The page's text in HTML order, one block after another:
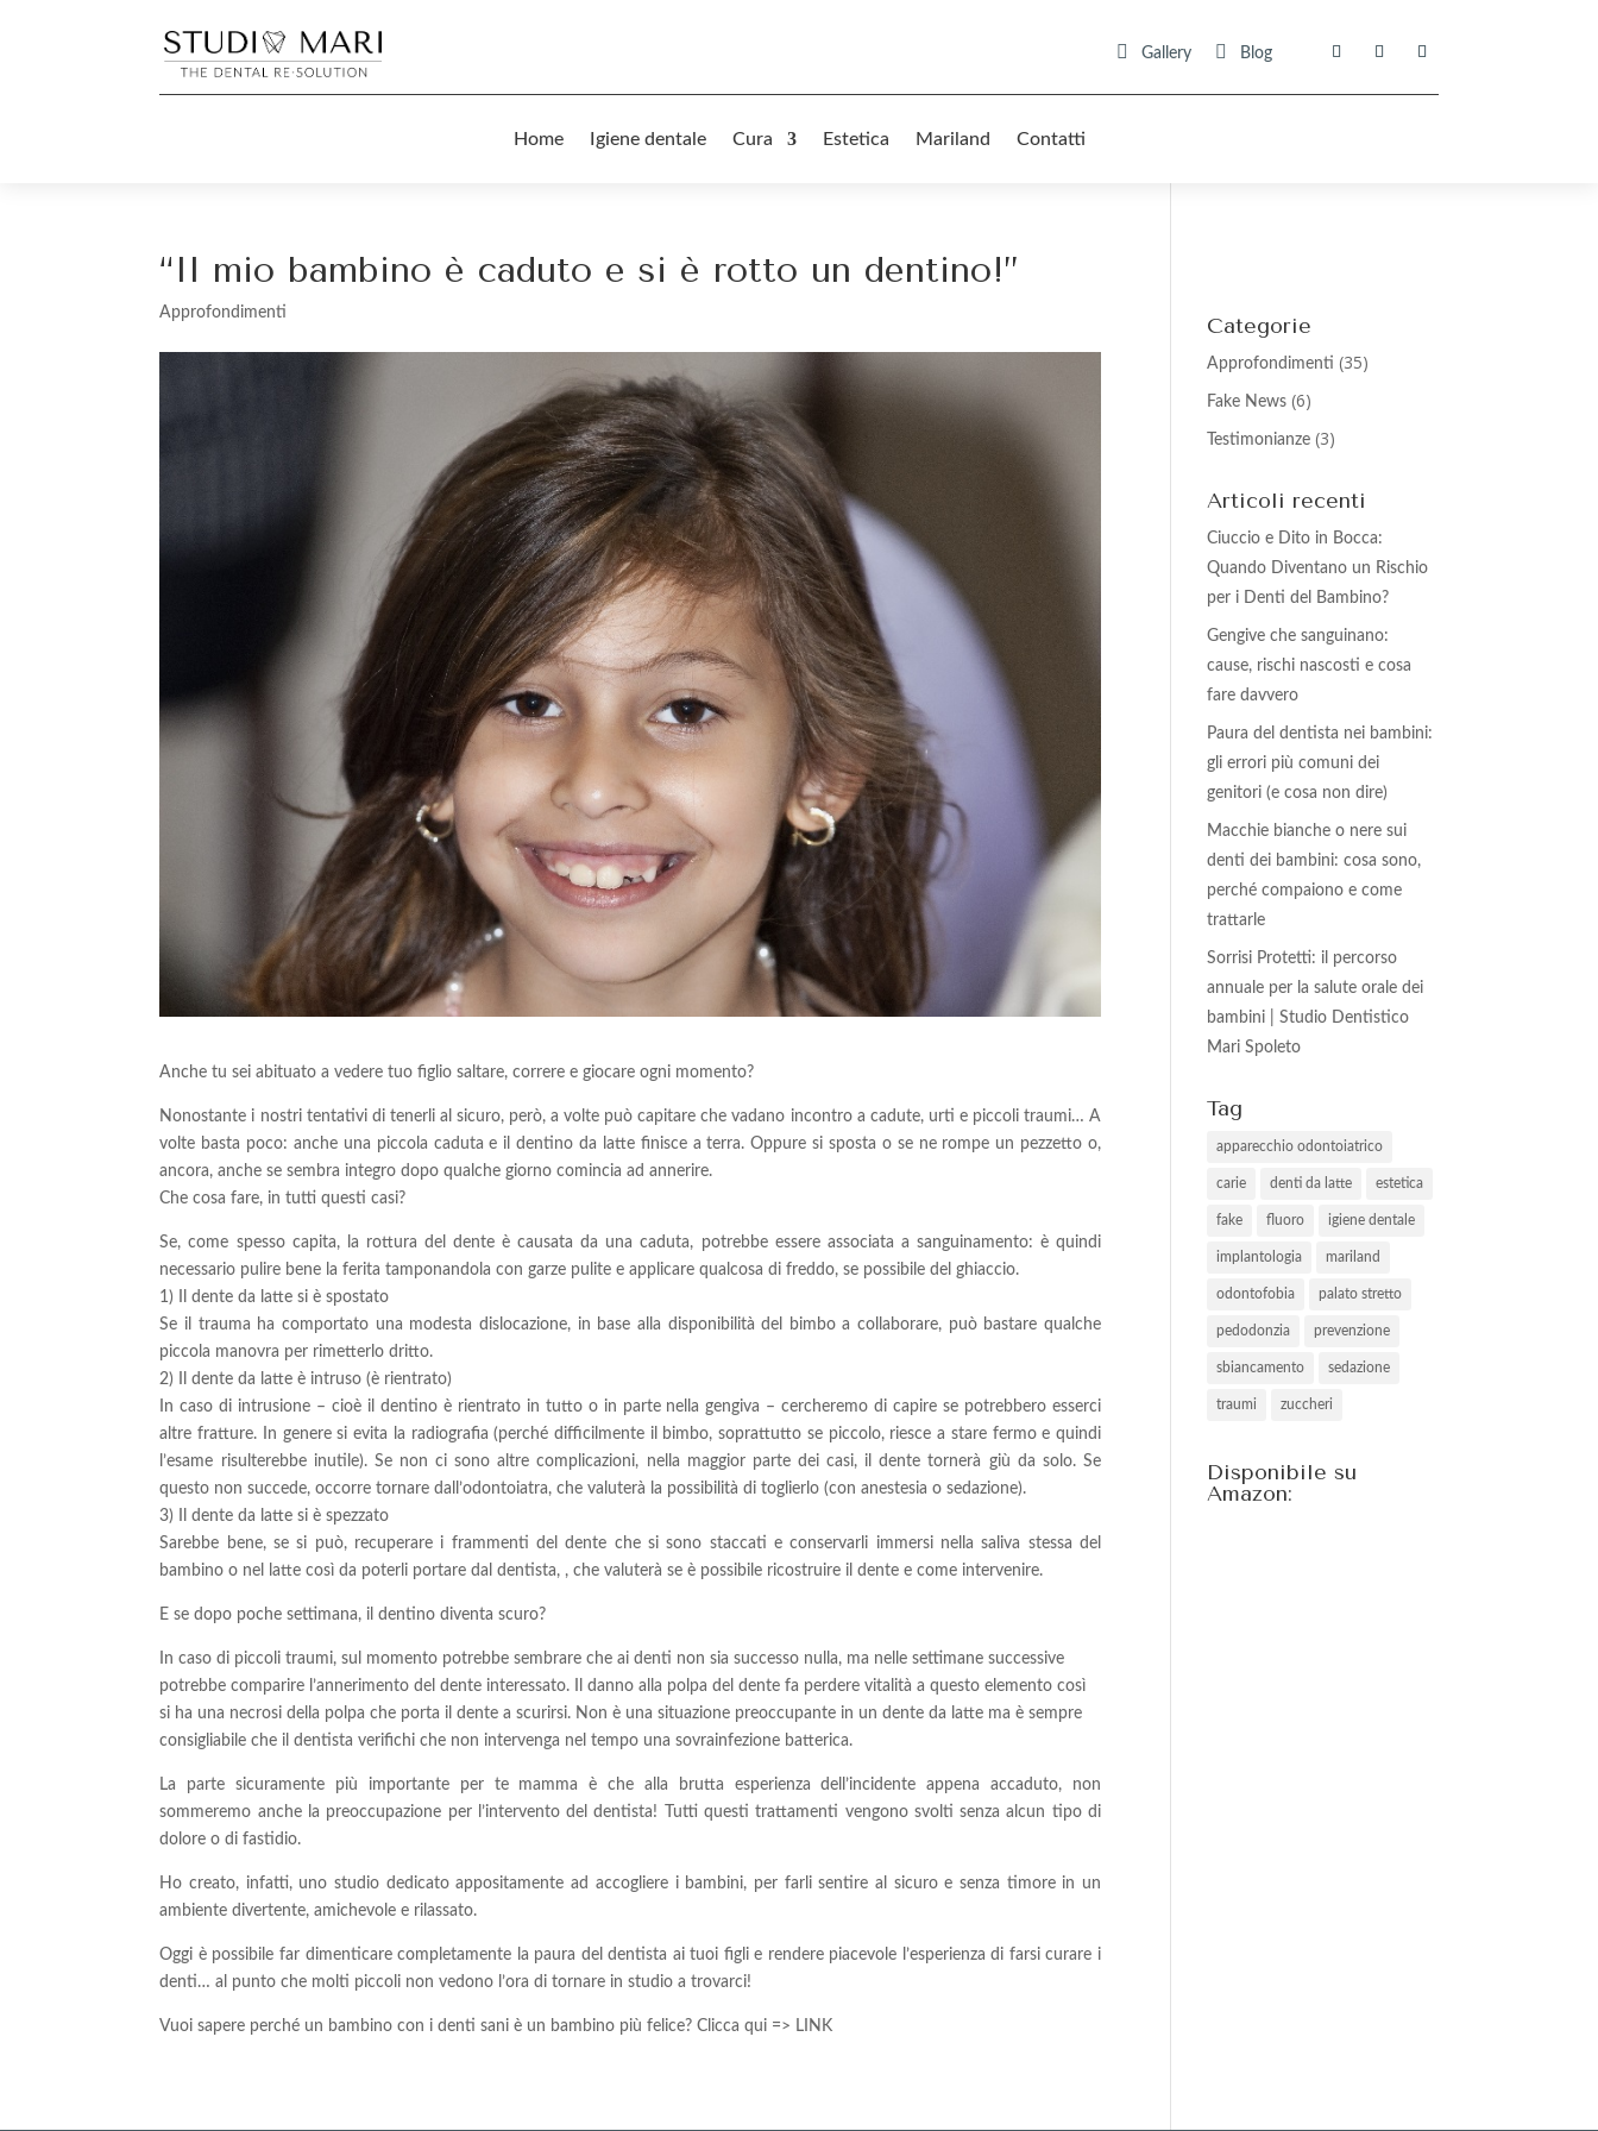
 Gallery  Blog
Home Igiene dentale Cura Estetica Mariland Contatti
“Il mio bambino è caduto e si è rotto un dentino!”
Approfondimenti
Anche tu sei abituato a vedere tuo figlio saltare, correre e giocare ogni momento?
Nonostante i nostri tentativi di tenerli al sicuro, però, a volte può capitare che vadano incontro a cadute, urti e piccoli traumi… A
volte basta poco: anche una piccola caduta e il dentino da latte finisce a terra. Oppure si sposta o se ne rompe un pezzetto o,
ancora, anche se sembra integro dopo qualche giorno comincia ad annerire.
Che cosa fare, in tutti questi casi?
Se, come spesso capita, la rottura del dente è causata da una caduta, potrebbe essere associata a sanguinamento: è quindi
necessario pulire bene la ferita tamponandola con garze pulite e applicare qualcosa di freddo, se possibile del ghiaccio.
1) Il dente da latte si è spostato
Se il trauma ha comportato una modesta dislocazione, in base alla disponibilità del bimbo a collaborare, può bastare qualche
piccola manovra per rimetterlo dritto.
2) Il dente da latte è intruso (è rientrato)
In caso di intrusione – cioè il dentino è rientrato in tutto o in parte nella gengiva – cercheremo di capire se potrebbero esserci
altre fratture. In genere si evita la radiografia (perché difficilmente il bimbo, soprattutto se piccolo, riesce a stare fermo e quindi
l’esame risulterebbe inutile). Se non ci sono altre complicazioni, nella maggior parte dei casi, il dente tornerà giù da solo. Se
questo non succede, occorre tornare dall’odontoiatra, che valuterà la possibilità di toglierlo (con anestesia o sedazione).
3) Il dente da latte si è spezzato
Sarebbe bene, se si può, recuperare i frammenti del dente che si sono staccati e conservarli immersi nella saliva stessa del
bambino o nel latte così da poterli portare dal dentista, , che valuterà se è possibile ricostruire il dente e come intervenire.
E se dopo poche settimana, il dentino diventa scuro?
In caso di piccoli traumi, sul momento potrebbe sembrare che ai denti non sia successo nulla, ma nelle settimane successive
potrebbe comparire l’annerimento del dente interessato. Il danno alla polpa del dente fa perdere vitalità a questo elemento così
si ha una necrosi della polpa che porta il dente a scurirsi. Non è una situazione preoccupante in un dente da latte ma è sempre
consigliabile che il dentista verifichi che non intervenga nel tempo una sovrainfezione batterica.
La parte sicuramente più importante per te mamma è che alla brutta esperienza dell’incidente appena accaduto, non
sommeremo anche la preoccupazione per l’intervento del dentista! Tutti questi trattamenti vengono svolti senza alcun tipo di
dolore o di fastidio.
Ho creato, infatti, uno studio dedicato appositamente ad accogliere i bambini, per farli sentire al sicuro e senza timore in un
ambiente divertente, amichevole e rilassato.
Oggi è possibile far dimenticare completamente la paura del dentista ai tuoi figli e rendere piacevole l’esperienza di farsi curare i
denti… al punto che molti piccoli non vedono l’ora di tornare in studio a trovarci!
Vuoi sapere perché un bambino con i denti sani è un bambino più felice? Clicca qui => LINK
Categorie
Approfondimenti (35)
Fake News (6)
Testimonianze (3)
Articoli recenti
Ciuccio e Dito in Bocca:
Quando Diventano un Rischio
per i Denti del Bambino?
Gengive che sanguinano:
cause, rischi nascosti e cosa
fare davvero
Paura del dentista nei bambini:
gli errori più comuni dei
genitori (e cosa non dire)
Macchie bianche o nere sui
denti dei bambini: cosa sono,
perché compaiono e come
trattarle
Sorrisi Protetti: il percorso
annuale per la salute orale dei
bambini | Studio Dentistico
Mari Spoleto
Tag
apparecchio odontoiatrico
carie denti da latte estetica
fake fluoro igiene dentale
implantologia mariland
odontofobia palato stretto
pedodonzia prevenzione
sbiancamento sedazione
traumi zuccheri
Disponibile su
Amazon: